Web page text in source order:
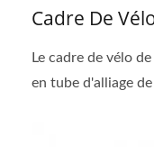
Cadre De
Le cadre de vélo
en tube d'alliage